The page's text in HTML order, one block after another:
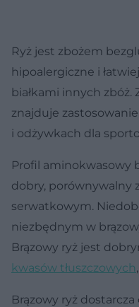
Ryż jest zbożem
hipoalergiczne i
białkami innych
znajduje
i odżywkach dla
Profil aminokwasowy
dobry, porównywalny
serwatkowym.
niezbędnym w
Brązowy ryż jest
kwasów tłuszczowych
Brązowy ryż